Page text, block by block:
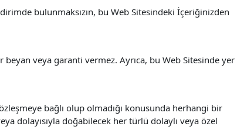
bulunmaksızın, bu Web Sitesindeki İçeriğinizden
veya garanti vermez. Ayrıca, bu Web Sitesinde yer
bağlı olup olmadığı konusunda herhangi bir
dolayısıyla doğabilecek her türlü dolaylı veya özel